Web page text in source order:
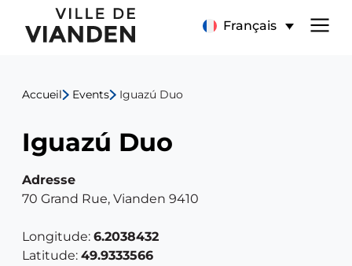
Iguazú
Duo
Français
Menu
navigation
principal
Accueil Events Iguazú Duo
Iguazú Duo
Adresse
70 Grand Rue, Vianden 9410
Longitude: 6.2038432
Latitude: 49.9333566